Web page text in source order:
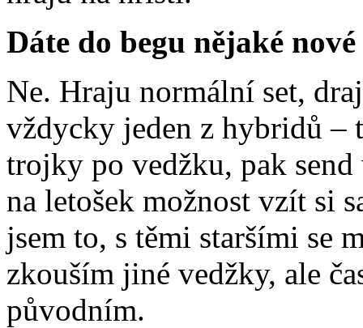
Dáte do begu nějaké
Ne. Hraju normální set,
vždycky jeden z hybridů –
trojky po vedžku, pak
na letošek možnost vzít si
jsem to, s těmi staršími se
zkouším jiné vedžky, ale
původním.